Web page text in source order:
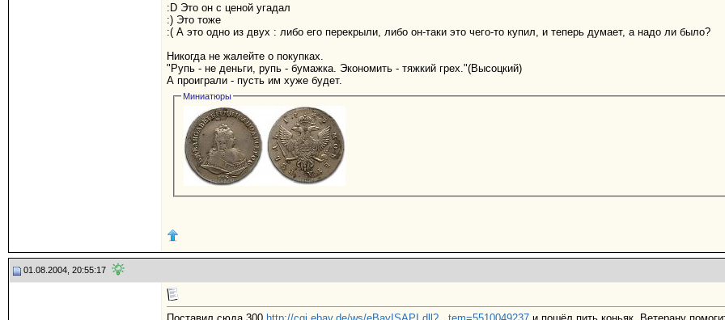
:D Это он с ценой угадал
:) Это тоже
:( А это одно из двух : либо его перекрыли, либо он-таки это чего-то купил, и теперь думает, а надо ли было?
Никогда не жалейте о покупках.
"Рупь - не деньги, рупь - бумажка. Экономить - тяжкий грех."(Высоцкий)
А проиграли - пусть им хуже будет.
Миниатюры
01.08.2004, 20:55:17